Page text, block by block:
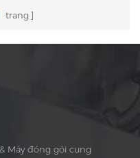
trang
Máy đóng gói cung